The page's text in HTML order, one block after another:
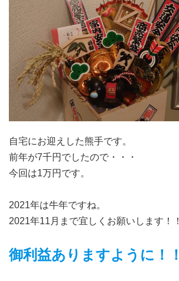
自宅にお迎えした熊手です。
前年が7千円でしたので・・・
今回は1万円です。
2021年は牛年ですね。
2021年11月まで宜しくお願いします！！
御利益ありますように！！